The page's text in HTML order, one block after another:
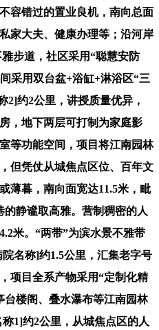
容错过的置业良机，南向总面
家大夫、健康办理等；沿河岸
步道，社区采用“聪慧安防
采用双台盆+浴缸+淋浴区“三
2]约2公里，讲授质量优异，
，地下两层可打制为家庭影
等功能空间，项目将江南园林
但凭仗从城焦点区位、百年文
薄暮，南向面宽达11.5米，毗
静谧取高雅。营制稠密的人
米。“两带”为滨水景不雅带
名称]约1.5公里，汇集老字号
项目全系产物采用“定制化精
楼阁、叠水瀑布等江南园林
1]约2公里，从城焦点区的人